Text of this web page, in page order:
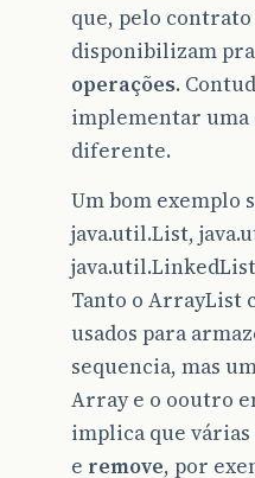
que, pelo
disponibilizam pra
operações.
implementar uma
diferente.
Um bom exemplo
java.util.List,
java.util.LinkedList
Tanto o ArrayList
usados para
sequencia, mas
Array e o ooutro
implica que
e remove, por